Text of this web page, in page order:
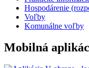
Hospodárenie
Voľby
Komunálne voľby
Mobilná